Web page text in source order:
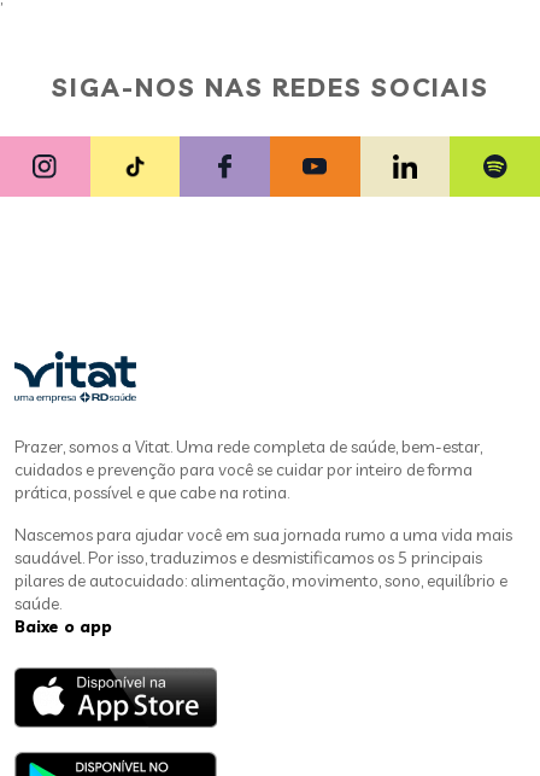
SIGA-NOS NAS REDES SOCIAIS
Prazer, somos a Vitat. Uma rede completa de saúde, bem-estar,
cuidados e prevenção para você se cuidar por inteiro de forma
prática, possível e que cabe na rotina.
Nascemos para ajudar você em sua jornada rumo a uma vida mais
saudável. Por isso, traduzimos e desmistificamos os 5 principais
pilares de autocuidado: alimentação, movimento, sono, equilíbrio e
saúde.
Baixe o app